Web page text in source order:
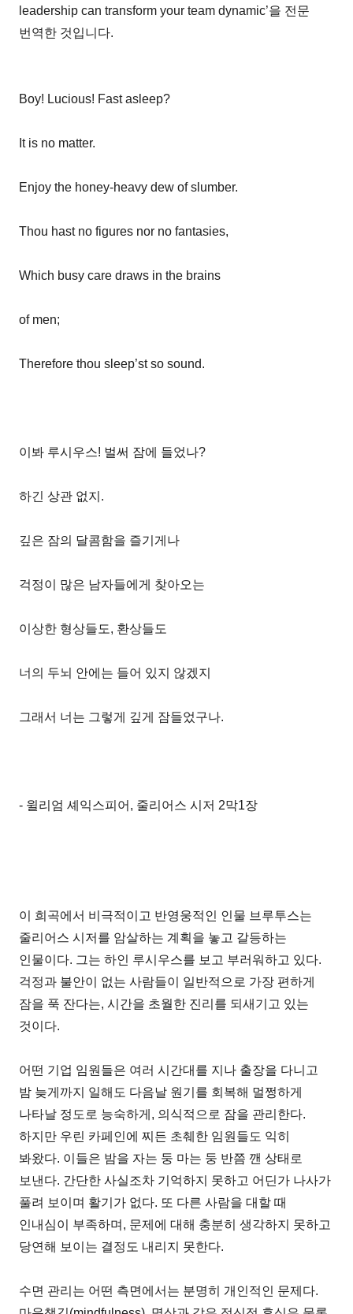
leadership can transform your team dynamic’을 전문
번역한 것입니다.
Boy! Lucious! Fast asleep?
It is no matter.
Enjoy the honey-heavy dew of slumber.
Thou hast no figures nor no fantasies,
Which busy care draws in the brains
of men;
Therefore thou sleep’st so sound.
이봐 루시우스! 벌써 잠에 들었나?
하긴 상관 없지.
깊은 잠의 달콤함을 즐기게나
걱정이 많은 남자들에게 찾아오는
이상한 형상들도, 환상들도
너의 두뇌 안에는 들어 있지 않겠지
그래서 너는 그렇게 깊게 잠들었구나.
- 윌리엄 셰익스피어, 줄리어스 시저 2막1장
이 희곡에서 비극적이고 반영웅적인 인물 브루투스는
줄리어스 시저를 암살하는 계획을 놓고 갈등하는
인물이다. 그는 하인 루시우스를 보고 부러워하고 있다.
걱정과 불안이 없는 사람들이 일반적으로 가장 편하게
잠을 푹 잔다는, 시간을 초월한 진리를 되새기고 있는
것이다.
어떤 기업 임원들은 여러 시간대를 지나 출장을 다니고
밤 늦게까지 일해도 다음날 원기를 회복해 멀쩡하게
나타날 정도로 능숙하게, 의식적으로 잠을 관리한다.
하지만 우린 카페인에 찌든 초췌한 임원들도 익히
봐왔다. 이들은 밤을 자는 둥 마는 둥 반쯤 깬 상태로
보낸다. 간단한 사실조차 기억하지 못하고 어딘가 나사가
풀려 보이며 활기가 없다. 또 다른 사람을 대할 때
인내심이 부족하며, 문제에 대해 충분히 생각하지 못하고
당연해 보이는 결정도 내리지 못한다.
수면 관리는 어떤 측면에서는 분명히 개인적인 문제다.